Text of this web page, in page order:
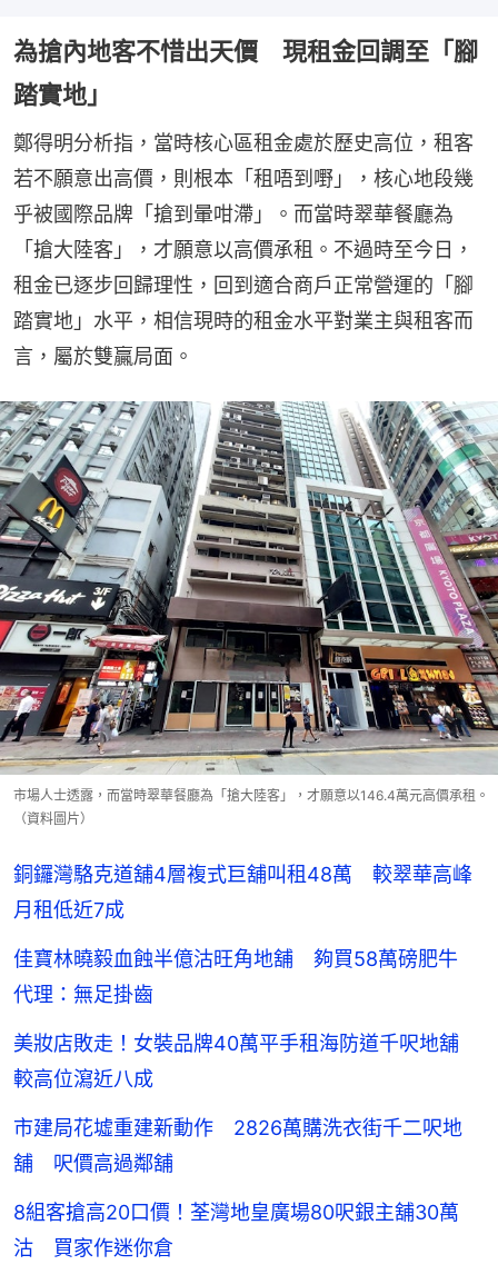
為搶內地客不惜出天價 現租金回調至「腳
踏實地」
鄭得明分析指，當時核心區租金處於歷史高位，租客
若不願意出高價，則根本「租唔到嘢」，核心地段幾
乎被國際品牌「搶到暈咁滯」。而當時翠華餐廳為
「搶大陸客」，才願意以高價承租。不過時至今日，
租金已逐步回歸理性，回到適合商戶正常營運的「腳
踏實地」水平，相信現時的租金水平對業主與租客而
言，屬於雙贏局面。
市場人士透露，而當時翠華餐廳為「搶大陸客」，才願意以146.4萬元高價承租。
（資料圖片）
銅鑼灣駱克道舖4層複式巨舖叫租48萬 較翠華高峰
月租低近7成
佳寶林曉毅血蝕半億沽旺角地舖 夠買58萬磅肥牛
代理：無足掛齒
美妝店敗走！女裝品牌40萬平手租海防道千呎地舖
較高位瀉近八成
市建局花墟重建新動作 2826萬購洗衣街千二呎地
舖 呎價高過鄰舖
8組客搶高20口價！荃灣地皇廣場80呎銀主舖30萬
沽 買家作迷你倉